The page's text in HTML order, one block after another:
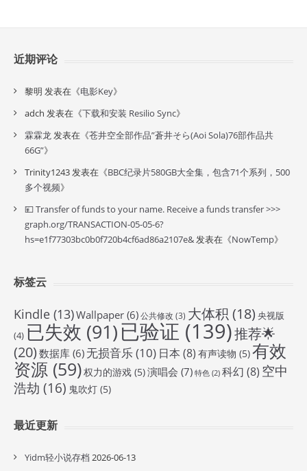
近期评论
黎明 发表在《电影Key》
adch 发表在《下载和安装 Resilio Sync》
霖霖龙发表在《苍井空全部作品”蒼井そら(Aoi Sola)76部作品共
66G”》
Trinity1243发表在《BBC纪录片580GB大全集，包含71个系列，500
多个视频》
💴 Transfer of funds to your name. Receive a funds transfer >>>
graph.org/TRANSACTION-05-05-6?
hs=e1f77303bc0b0f720b4cf6ad86a2107e&发表在《NowTemp》
标签云
Kindle (13)Wallpaper (6)公共修改 (3) 大体积 (18) 央视版
(4) 已失效 (91)已验证 (139)推荐🌟
(20) 数据库 (6) 无损音乐(10) 日本 (8) 有声读物 (5)有效
资源 (59)权力的游戏 (5)演唱会 (7) 特色 (2) 科幻 (8) 空中
浩劫 (16) 鬼吹灯 (5)
最近更新
Yidm轻小说存档 2026-06-13